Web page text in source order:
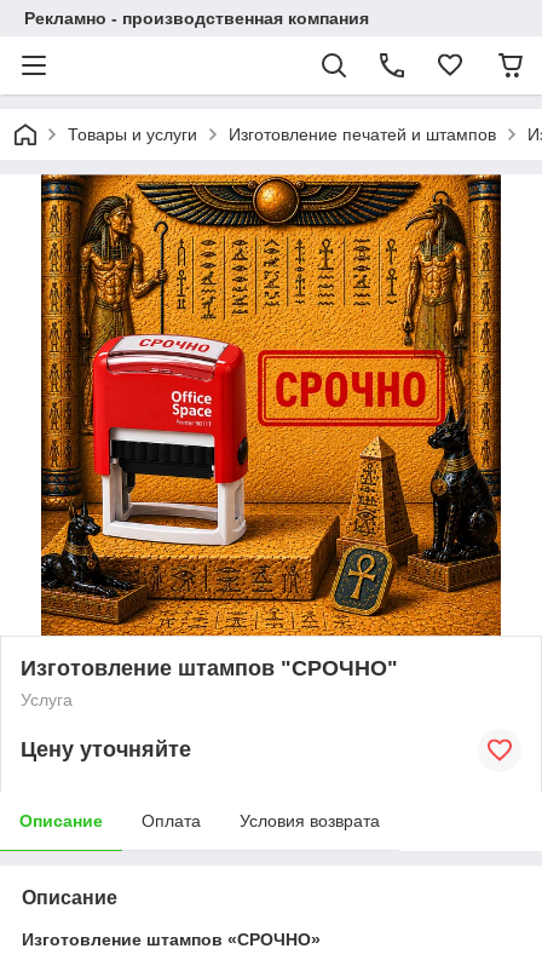
Рекламно - производственная компания
Товары и услуги Изготовление печатей и штампов
Изготовление штампов "СРОЧНО"
Услуга
Цену уточняйте
Описание Оплата Условия возврата
Описание
Изготовление штампов «СРОЧНО»